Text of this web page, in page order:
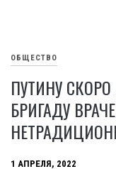
ОБЩЕСТВО
ПУТИНУ
БРИГАДУ
1 АПРЕЛЯ, 2022